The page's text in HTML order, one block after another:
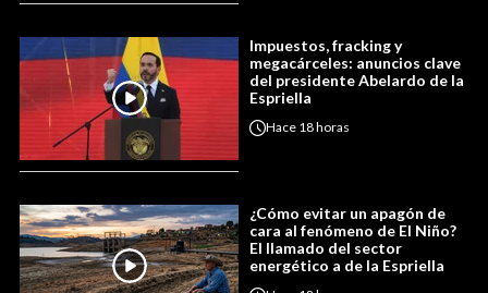
Impuestos, fracking y
megacárceles: anuncios clave
del presidente Abelardo de la
Espriella
Hace 18 horas
¿Cómo evitar un apagón de
cara al fenómeno de El Niño?
El llamado del sector
energético a de la Espriella